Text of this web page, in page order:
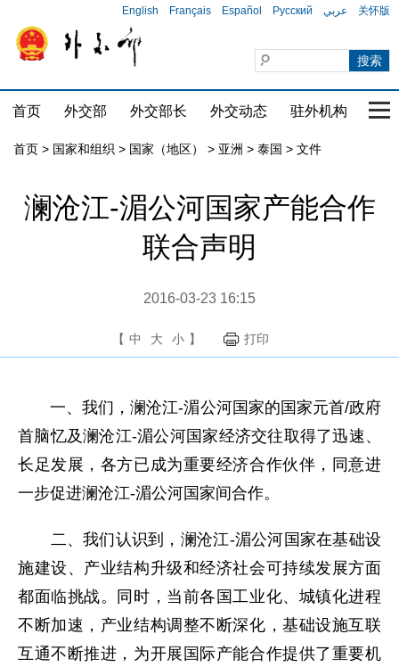
English Français Español Русский عربي 关怀版
首页 外交部 外交部长 外交动态 驻外机构 国
首页 > 国家和组织 > 国家（地区） > 亚洲 > 泰国 > 文件
澜沧江-湄公河国家产能合作
联合声明
2016-03-23 16:15
【 中 大 小 】 打印
一、我们，澜沧江-湄公河国家的国家元首/政府
首脑忆及澜沧江-湄公河国家经济交往取得了迅速、
长足发展，各方已成为重要经济合作伙伴，同意进
一步促进澜沧江-湄公河国家间合作。
二、我们认识到，澜沧江-湄公河国家在基础设
施建设、产业结构升级和经济社会可持续发展方面
都面临挑战。同时，当前各国工业化、城镇化进程
不断加速，产业结构调整不断深化，基础设施互联
互通不断推进，为开展国际产能合作提供了重要机